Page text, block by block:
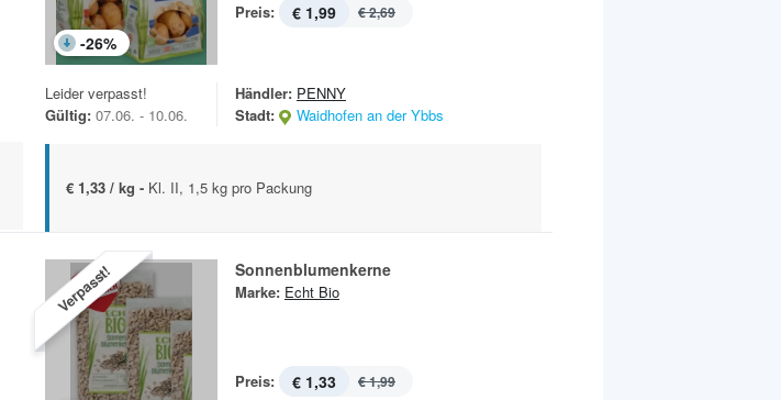
-26%
Preis: € 1,99 € 2,69
Leider verpasst!
Gültig: 07.06. - 10.06.
Händler: PENNY
Stadt:
Waidhofen an der Ybbs
€ 1,33 / kg - Kl. II, 1,5 kg pro Packung
Verpasst! Sonnenblumenkerne
Marke: Echt Bio
Preis: € 1,33 € 1,99